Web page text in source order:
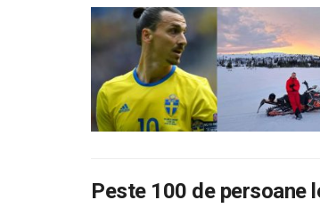
Peste 100 de persoane